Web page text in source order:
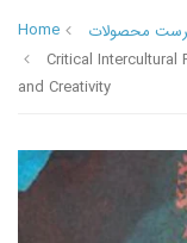
Home
محصولات
Critical
and Creativity